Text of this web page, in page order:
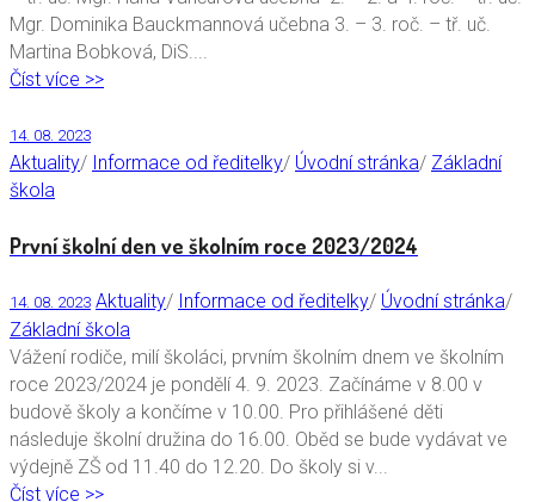
Mgr. Dominika Bauckmannová učebna 3. – 3. roč. – tř. uč.
Martina Bobková, DiS....
Číst více >>
14. 08. 2023
Aktuality/ Informace od ředitelky/ Úvodní stránka/ Základní
škola
První školní den ve školním roce 2023/2024
14. 08. 2023 Aktuality/ Informace od ředitelky/ Úvodní stránka/
Základní škola
Vážení rodiče, milí školáci, prvním školním dnem ve školním
roce 2023/2024 je pondělí 4. 9. 2023. Začínáme v 8.00 v
budově školy a končíme v 10.00. Pro přihlášené děti
následuje školní družina do 16.00. Oběd se bude vydávat ve
výdejně ZŠ od 11.40 do 12.20. Do školy si v...
Číst více >>